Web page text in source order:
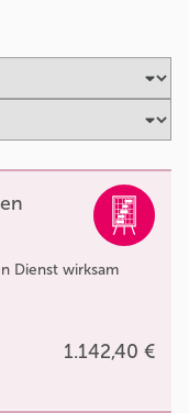
Dienst wirksam
1.142,40 €